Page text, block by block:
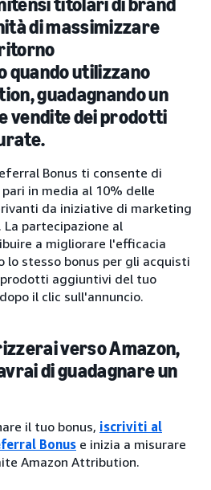
di massimizzare
quando utilizzano
guadagnando un
vendite dei prodotti
Bonus ti consente di
in media al 10% delle
da iniziative di marketing
partecipazione al
a migliorare l'efficacia
lo stesso bonus per gli acquisti
aggiuntivi del tuo
il clic sull'annuncio.
verso Amazon,
di guadagnare un
il tuo bonus, iscriviti al
Bonus e inizia a misurare
Amazon Attribution.